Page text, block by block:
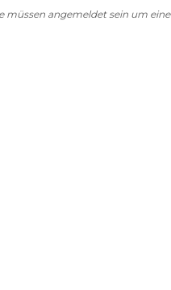
müssen angemeldet sein um